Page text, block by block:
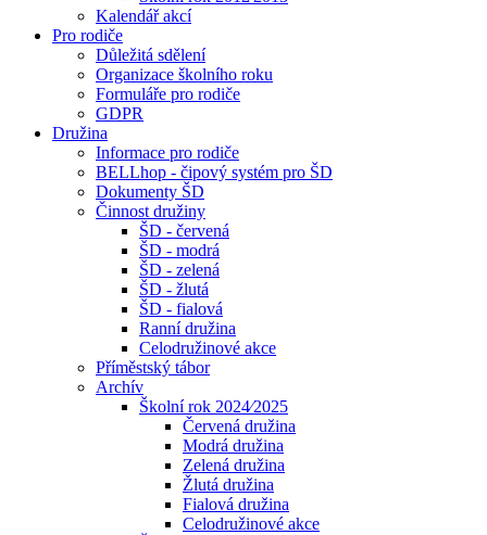
Kalendář akcí
Pro rodiče
Důležitá sdělení
Organizace školního roku
Formuláře pro rodiče
GDPR
Družina
Informace pro rodiče
BELLhop - čipový systém pro ŠD
Dokumenty ŠD
Činnost družiny
ŠD - červená
ŠD - modrá
ŠD - zelená
ŠD - žlutá
ŠD - fialová
Ranní družina
Celodružinové akce
Příměstský tábor
Archív
Školní rok 2024⁄2025
Červená družina
Modrá družina
Zelená družina
Žlutá družina
Fialová družina
Celodružinové akce